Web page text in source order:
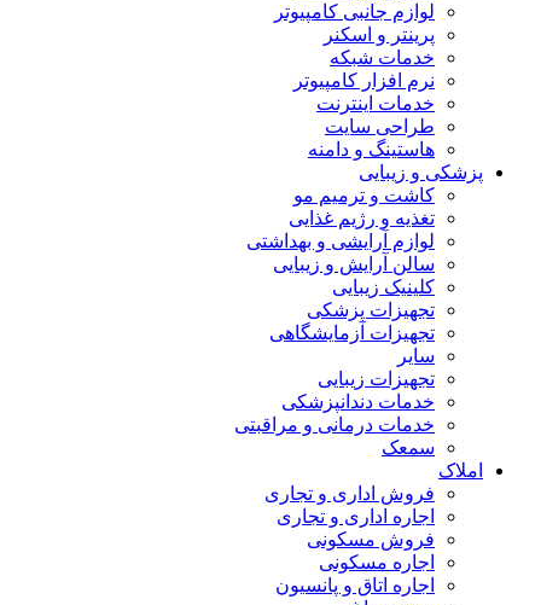
لوازم جانبی کامپیوتر
پرینتر و اسکنر
خدمات شبکه
نرم افزار کامپیوتر
خدمات اینترنت
طراحی سایت
هاستینگ و دامنه
پزشکی و زیبایی
کاشت و ترمیم مو
تغذیه و رژیم غذایی
لوازم آرایشی و بهداشتی
سالن آرایش و زیبایی
کلینیک زیبایی
تجهیزات پزشکی
تجهیزات آزمایشگاهی
سایر
تجهیزات زیبایی
خدمات دندانپزشکی
خدمات درمانی و مراقبتی
سمعک
املاک
فروش اداری و تجاری
اجاره اداری و تجاری
فروش مسکونی
اجاره مسکونی
اجاره اتاق و پانسیون